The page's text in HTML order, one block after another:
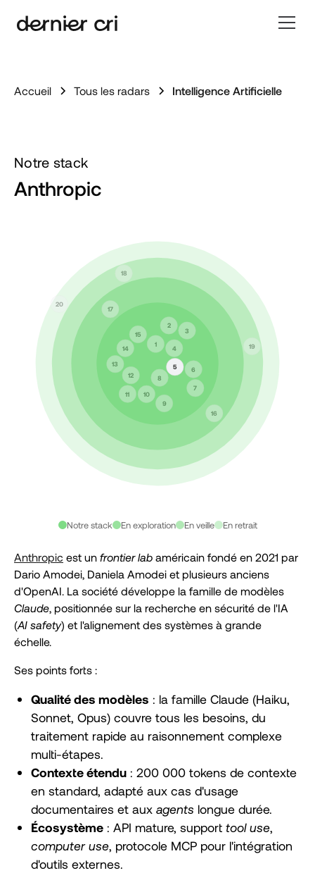
Accueil Tous les radars Intelligence Artificielle
Notre stack
Anthropic
Anthropic est un frontier lab américain fondé en 2021 par
Dario Amodei, Daniela Amodei et plusieurs anciens
d'OpenAI. La société développe la famille de modèles
Claude , positionnée sur la recherche en sécurité de l'IA
(AI safety) et l'alignement des systèmes à grande
échelle.
Ses points forts :
Qualité des modèles : la famille Claude (Haiku,
Sonnet, Opus) couvre tous les besoins, du
traitement rapide au raisonnement complexe
multi-étapes.
Contexte étendu : 200 000 tokens de contexte
en standard, adapté aux cas d'usage
documentaires et aux agents longue durée.
Écosystème : API mature, support tool use,
computer use, protocole MCP pour l'intégration
d'outils externes.
1
2
3
4
5 6
7
8
9
10
11
12
13
14
15
16
17
18
19
20
Notre stack En exploration En veille En retrait